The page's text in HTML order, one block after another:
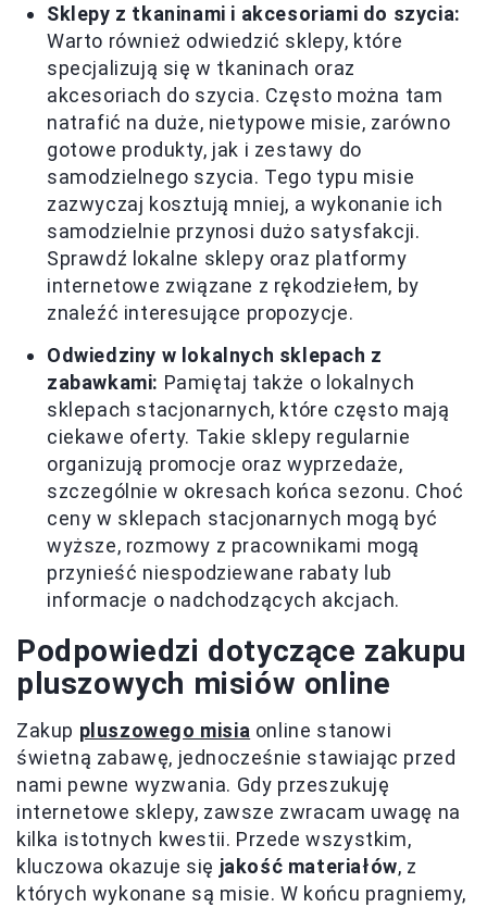
Sklepy z tkaninami i akcesoriami do szycia:
Warto również odwiedzić sklepy, które
specjalizują się w tkaninach oraz
akcesoriach do szycia. Często można tam
natrafić na duże, nietypowe misie, zarówno
gotowe produkty, jak i zestawy do
samodzielnego szycia. Tego typu misie
zazwyczaj kosztują mniej, a wykonanie ich
samodzielnie przynosi dużo satysfakcji.
Sprawdź lokalne sklepy oraz platformy
internetowe związane z rękodziełem, by
znaleźć interesujące propozycje.
Odwiedziny w lokalnych sklepach z
zabawkami: Pamiętaj także o lokalnych
sklepach stacjonarnych, które często mają
ciekawe oferty. Takie sklepy regularnie
organizują promocje oraz wyprzedaże,
szczególnie w okresach końca sezonu. Choć
ceny w sklepach stacjonarnych mogą być
wyższe, rozmowy z pracownikami mogą
przynieść niespodziewane rabaty lub
informacje o nadchodzących akcjach.
Podpowiedzi dotyczące zakupu
pluszowych misiów online
Zakup pluszowego misia online stanowi
świetną zabawę, jednocześnie stawiając przed
nami pewne wyzwania. Gdy przeszukuję
internetowe sklepy, zawsze zwracam uwagę na
kilka istotnych kwestii. Przede wszystkim,
kluczowa okazuje się jakość materiałów, z
których wykonane są misie. W końcu pragniemy,